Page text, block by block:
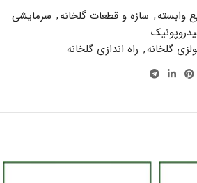
وابسته, سازه و قطعات گلخانه, سرمایشی
گلخانه, راه اندازی گلخانه